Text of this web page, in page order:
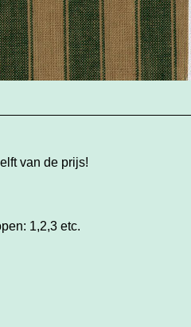
van de prijs!
1,2,3 etc.